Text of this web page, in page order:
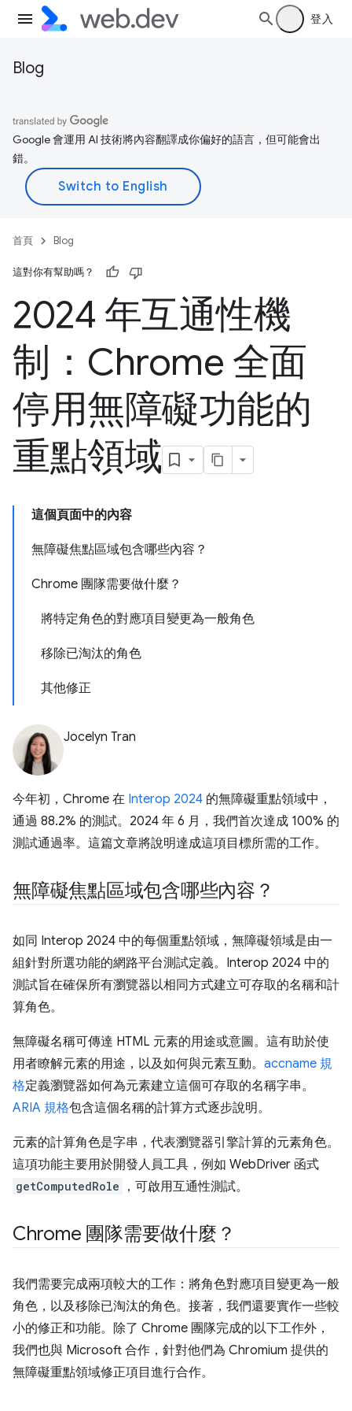
登入
Blog
Google 會運用 AI 技術將內容翻譯成你偏好的語言，但可能會出
錯。
首頁 Blog
這對你有幫助嗎？
2024 年互通性機
制：Chrome 全面
停用無障礙功能的
重點領域
這個頁面中的內容
無障礙焦點區域包含哪些內容？
Chrome 團隊需要做什麼？
將特定角色的對應項目變更為一般角色
移除已淘汰的角色
其他修正
Jocelyn Tran
今年初，Chrome 在 Interop 2024 的無障礙重點領域中，
通過 88.2% 的測試。2024 年 6 月，我們首次達成 100% 的
測試通過率。這篇文章將說明達成這項目標所需的工作。
無障礙焦點區域包含哪些內容？
如同 Interop 2024 中的每個重點領域，無障礙領域是由一
組針對所選功能的網路平台測試定義。Interop 2024 中的
測試旨在確保所有瀏覽器以相同方式建立可存取的名稱和計
算角色。
無障礙名稱可傳達 HTML 元素的用途或意圖。這有助於使
用者瞭解元素的用途，以及如何與元素互動。 accname 規
格定義瀏覽器如何為元素建立這個可存取的名稱字串。
ARIA 規格包含這個名稱的計算方式逐步說明。
元素的計算角色是字串，代表瀏覽器引擎計算的元素角色。
這項功能主要用於開發人員工具，例如 WebDriver 函式
getComputedRole ，可啟用互通性測試。
Chrome 團隊需要做什麼？
我們需要完成兩項較大的工作：將角色對應項目變更為一般
角色，以及移除已淘汰的角色。接著，我們還要實作一些較
小的修正和功能。除了 Chrome 團隊完成的以下工作外，
我們也與 Microsoft 合作，針對他們為 Chromium 提供的
無障礙重點領域修正項目進行合作。